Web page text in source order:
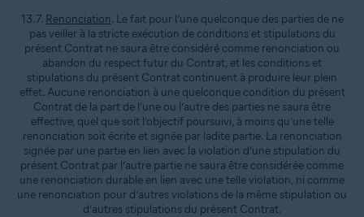
13.7. Renonciation. Le fait pour l’une quelconque des parties de ne
pas veiller à la stricte exécution de conditions et stipulations du
présent Contrat ne saura être considéré comme renonciation ou
abandon du respect futur du Contrat, et les conditions et
stipulations du présent Contrat continuent à produire leur plein
effet. Aucune renonciation à une quelconque condition du présent
Contrat de la part de l’une ou l’autre des parties ne saura être
effective, quel que soit l’objectif poursuivi, à moins qu’une telle
renonciation soit écrite et signée par ladite partie. La renonciation
signée par une partie en lien avec la violation d’une stipulation du
présent Contrat par l’autre partie ne saura être considérée comme
une renonciation durable en lien avec une telle violation, ni comme
une renonciation pour d’autres violations de la même stipulation ou
d’autres stipulations du présent Contrat.